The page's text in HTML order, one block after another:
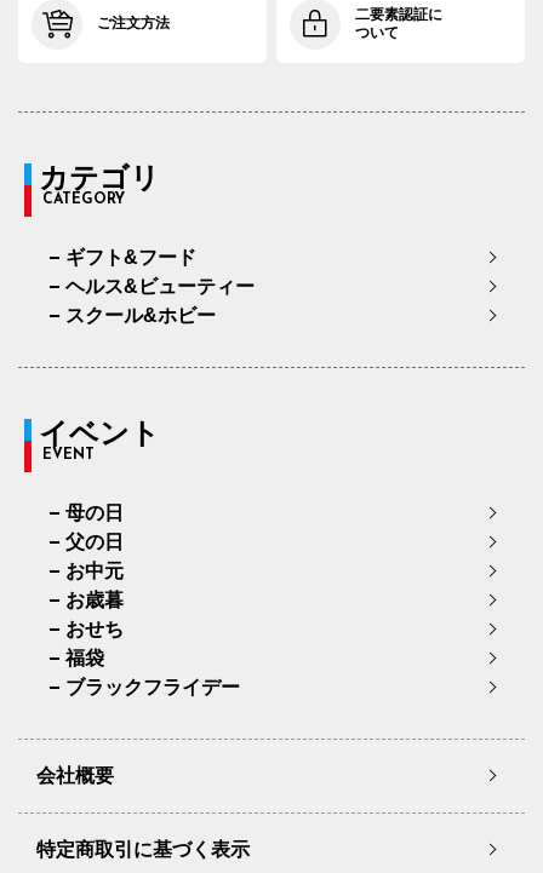
ご注文方法
二要素認証に
ついて
カテゴリ
CATEGORY
ギフト&フード
ヘルス&ビューティー
スクール&ホビー
イベント
EVENT
母の日
父の日
お中元
お歳暮
おせち
福袋
ブラックフライデー
会社概要
特定商取引に基づく表示